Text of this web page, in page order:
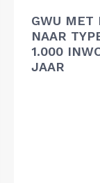
GWU MET
NAAR
1.000
JAAR